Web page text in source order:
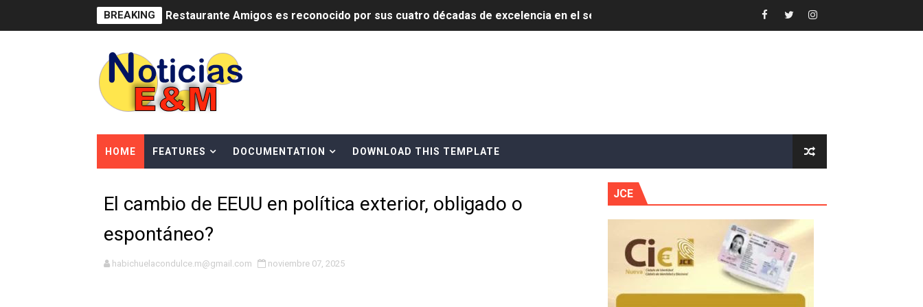
BREAKING Restaurante Amigos es reconocido por sus cuatro décadas de excelencia en el sector gastronómico
SNS y el SRSO actualizan Manual de Comunicación Interna y Externa para fortalecer gestión comunicacional en salud
Osiris de León responde a Roberto Tineo y a Yeisy por sus críticas destempladas sobre Presa de Guaiguí: "Es ignorancia supina"
DGPCF: 55 años sembrando desarrollo y fortaleciendo la frontera dominicana
Operativo interagencial frena delitos ambientales y recupera terrenos en zonas protegidas del país
-Propeep y Gestión Presidencial encabezan entrega compensación a comerciantes impactados por la obra vial, en cumplimiento de un
Ministerio de Defensa siembra esperanza y protege el agua mediante Jornada de Reforestación en Manabao
MICM y CECCOM retienen 213,355 galones de combustibles y 46 millones de mercancías en lo que va de año
HOME FEATURES DOCUMENTATION DOWNLOAD THIS TEMPLATE
El cambio de EEUU en política exterior, obligado o
espontáneo?
habichuelacondulce.m@gmail.com noviembre 07, 2025
JCE